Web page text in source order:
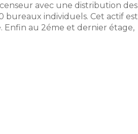
avec une distribution des
bureaux individuels. Cet actif est
au 2éme et dernier étage,
tertiaire dynamique
Le secteur sera